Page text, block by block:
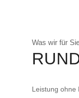
Was wir für
Leistung ohne